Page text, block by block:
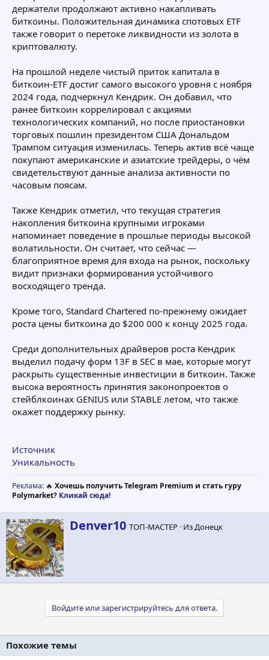
держатели продолжают активно накапливать
биткоины. Положительная динамика спотовых ETF
также говорит о перетоке ликвидности из золота в
криптовалюту.
На прошлой неделе чистый приток капитала в
биткоин-ETF достиг самого высокого уровня с ноября
2024 года, подчеркнул Кендрик. Он добавил, что
ранее биткоин коррелировал с акциями
технологических компаний, но после приостановки
торговых пошлин президентом США Дональдом
Трампом ситуация изменилась. Теперь актив всё чаще
покупают американские и азиатские трейдеры, о чём
свидетельствуют данные анализа активности по
часовым поясам.
Также Кендрик отметил, что текущая стратегия
накопления биткоина крупными игроками
напоминает поведение в прошлые периоды высокой
волатильности. Он считает, что сейчас —
благоприятное время для входа на рынок, поскольку
видит признаки формирования устойчивого
восходящего тренда.
Кроме того, Standard Chartered по-прежнему ожидает
роста цены биткоина до $200 000 к концу 2025 года.
Среди дополнительных драйверов роста Кендрик
выделил подачу форм 13F в SEC в мае, которые могут
раскрыть существенные инвестиции в биткоин. Также
высока вероятность принятия законопроектов о
стейблкоинах GENIUS или STABLE летом, что также
окажет поддержку рынку.
Источник
Уникальность
Реклама: 🔥 Хочешь получить Telegram Premium и стать гуру
Polymarket? Кликай сюда!
А
в
Denver10 ТОП-МАСТЕР · ИзДонецк
Войдите или зарегистрируйтесь для ответа.
Похожие темы